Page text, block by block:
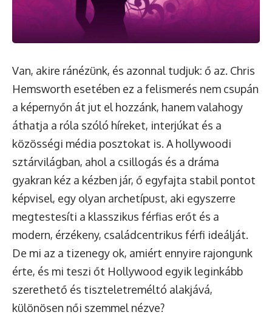
Van, akire ránézünk, és azonnal tudjuk: ő az. Chris
Hemsworth esetében ez a felismerés nem csupán
a képernyőn át jut el hozzánk, hanem valahogy
áthatja a róla szóló híreket, interjúkat és a
közösségi média posztokat is. A hollywoodi
sztárvilágban, ahol a csillogás és a dráma
gyakran kéz a kézben jár, ő egyfajta stabil pontot
képvisel, egy olyan archetípust, aki egyszerre
megtestesíti a klasszikus férfias erőt és a
modern, érzékeny, családcentrikus férfi ideálját.
De mi az a tizenegy ok, amiért ennyire rajongunk
érte, és mi teszi őt Hollywood egyik leginkább
szerethető és tiszteletreméltó alakjává,
különösen női szemmel nézve?